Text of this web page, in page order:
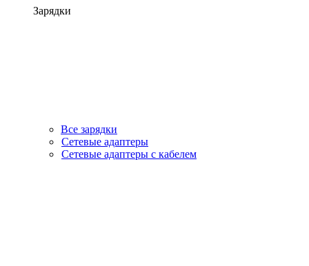
Зарядки
Все зарядки
Сетевые адаптеры
Сетевые адаптеры с кабелем